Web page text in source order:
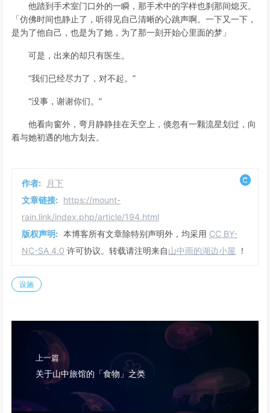
他踏到手术室门口外的一瞬，那手术中的字样也刹那间熄灭。
「仿佛时间也静止了，听得见自己清晰的心跳声啊。一下又一下，
是为了他自己，也是为了她，为了那一刻开始心里面的梦」
可是，出来的却只有医生。
“我们已经尽力了，对不起。”
“没事，谢谢你们。”
他看向窗外，弯月静静挂在天空上，倏忽有一颗流星划过，向
着与她初遇的地方划去。
作者:
月下
文章链接: https://mount-
rain.link/index.php/article/194.html
版权声明: 本博客所有文章除特别声明外，均采用 CC BY-
NC-SA 4.0 许可协议。转载请注明来自山中雨的湖边小屋 ！
设施
上一篇
关于山中旅馆的「食物」之类